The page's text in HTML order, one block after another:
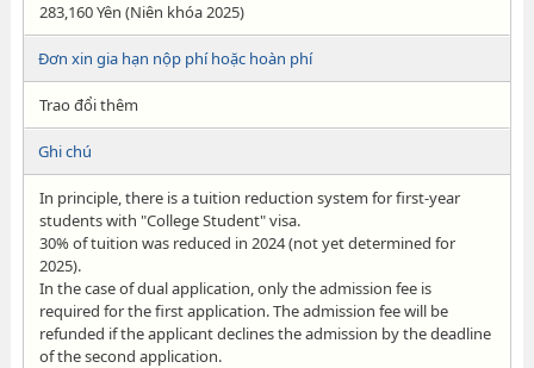
283,160 Yên (Niên khóa 2025)
Đơn xin gia hạn nộp phí hoặc hoàn phí
Trao đổi thêm
Ghi chú
In principle, there is a tuition reduction system for first-year
students with "College Student" visa.
30% of tuition was reduced in 2024 (not yet determined for
2025).
In the case of dual application, only the admission fee is
required for the first application. The admission fee will be
refunded if the applicant declines the admission by the deadline
of the second application.